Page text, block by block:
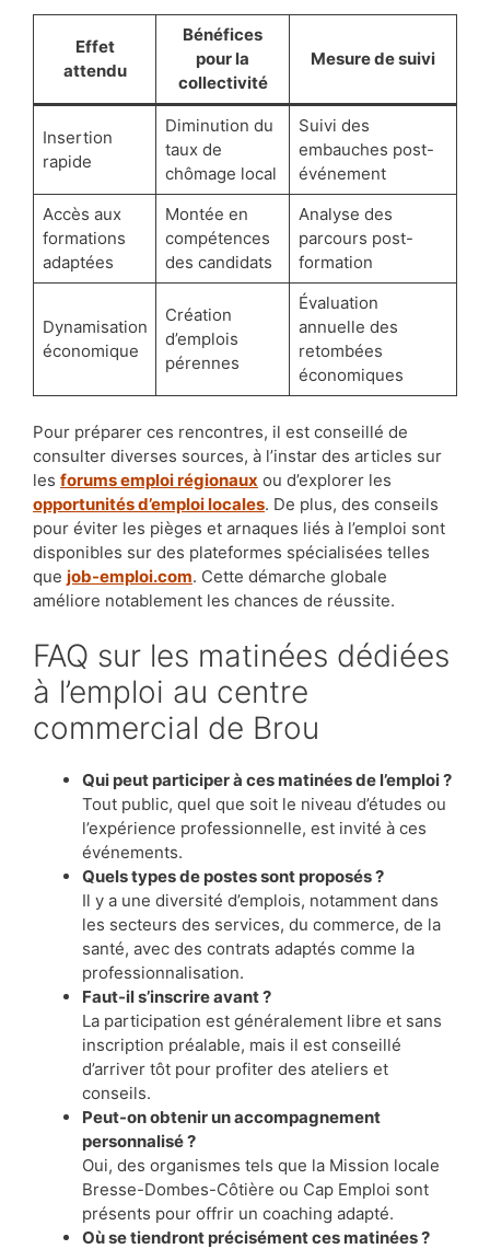
Effet
attendu
Bénéfices
pour la
collectivité
Mesure de suivi
Insertion
rapide
Diminution du
taux de
chômage local
Suivi des
embauches post-
événement
Accès aux
formations
adaptées
Montée en
compétences
des candidats
Analyse des
parcours post-
formation
Dynamisation
économique
Création
d’emplois
pérennes
Évaluation
annuelle des
retombées
économiques
Pour préparer ces rencontres, il est conseillé de
consulter diverses sources, à l’instar des articles sur
les forums emploi régionaux ou d’explorer les
opportunités d’emploi locales. De plus, des conseils
pour éviter les pièges et arnaques liés à l’emploi sont
disponibles sur des plateformes spécialisées telles
que job-emploi.com. Cette démarche globale
améliore notablement les chances de réussite.
FAQ sur les matinées dédiées
à l’emploi au centre
commercial de Brou
Qui peut participer à ces matinées de l’emploi ?
Tout public, quel que soit le niveau d’études ou
l’expérience professionnelle, est invité à ces
événements.
Quels types de postes sont proposés ?
Il y a une diversité d’emplois, notamment dans
les secteurs des services, du commerce, de la
santé, avec des contrats adaptés comme la
professionnalisation.
Faut-il s’inscrire avant ?
La participation est généralement libre et sans
inscription préalable, mais il est conseillé
d’arriver tôt pour profiter des ateliers et
conseils.
Peut-on obtenir un accompagnement
personnalisé ?
Oui, des organismes tels que la Mission locale
Bresse-Dombes-Côtière ou Cap Emploi sont
présents pour offrir un coaching adapté.
Où se tiendront précisément ces matinées ?